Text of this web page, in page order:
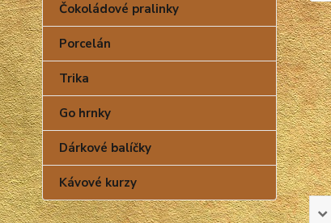
Čokoládové pralinky
Porcelán
Trika
Go hrnky
Dárkové balíčky
Kávové kurzy